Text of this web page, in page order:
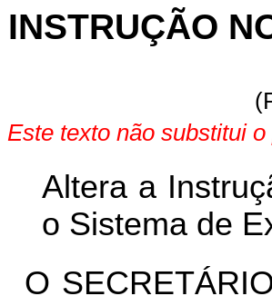
INSTRUÇÃO
Este texto não substitui
Altera a
o Sistema de
O